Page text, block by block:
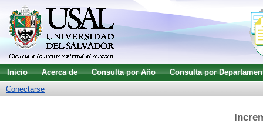
Inicio Acerca de Consulta por Año
Consulta por
Conectarse